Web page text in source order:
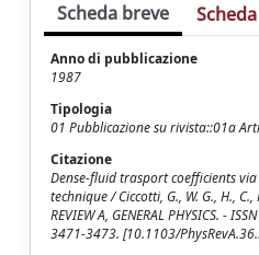
Scheda breve
Anno di pubblicazione
1987
Tipologia
01 Pubblicazione su rivista::01a
Citazione
Dense-fluid trasport coefficients
technique / Ciccotti, G., W. G., H., C.,
REVIEW A, GENERAL PHYSICS. -
3471-3473. [10.1103/